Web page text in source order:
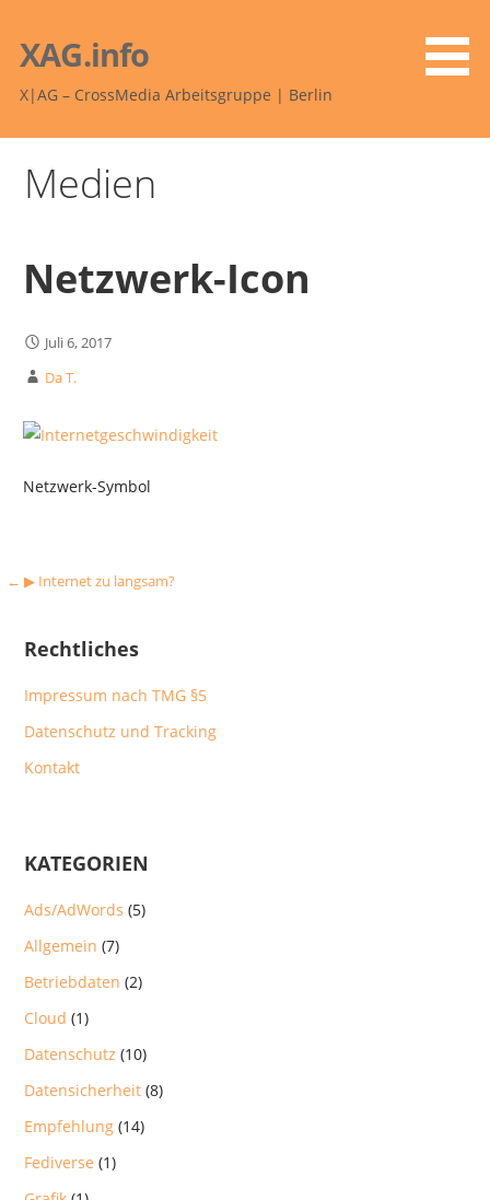
Inhalt
springen
XAG.info
X|AG – CrossMedia Arbeitsgruppe | Berlin
Medien
Netzwerk-Icon
Juli 6, 2017
Da T.
Netzwerk-Symbol
Beitragsnavigation
← ▶︎ Internet zu langsam?
Rechtliches
Impressum nach TMG §5
Datenschutz und Tracking
Kontakt
KATEGORIEN
Ads/AdWords (5)
Allgemein (7)
Betriebdaten (2)
Cloud (1)
Datenschutz (10)
Datensicherheit (8)
Empfehlung (14)
Fediverse (1)